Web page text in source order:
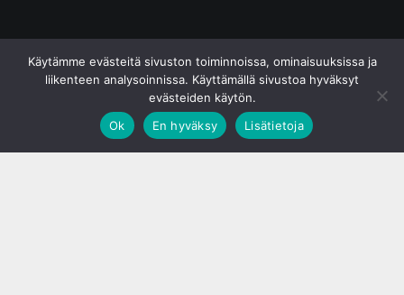
Käytämme evästeitä sivuston toiminnoissa, ominaisuuksissa ja
liikenteen analysoinnissa. Käyttämällä sivustoa hyväksyt
evästeiden käytön.
Ok
En hyväksy Lisätietoja